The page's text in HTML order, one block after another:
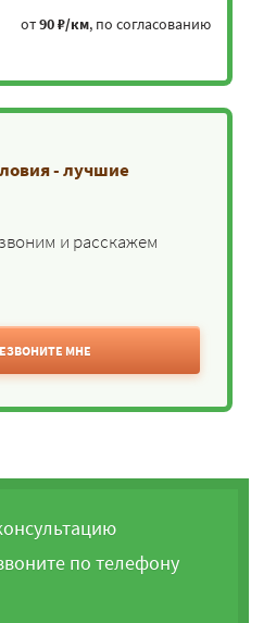
от90 ₽/км, по согласованию
- лучшие
и расскажем
МНЕ
по телефону